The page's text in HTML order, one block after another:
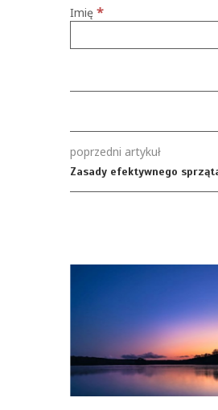
Imię *
poprzedni artykuł
Zasady efektywnego